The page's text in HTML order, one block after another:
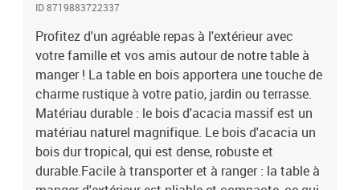
ID 8719883722337
Profitez d'un agréable repas à l'extérieur avec
votre famille et vos amis autour de notre table à
manger ! La table en bois apportera une touche de
charme rustique à votre patio, jardin ou terrasse.
Matériau durable : le bois d'acacia massif est un
matériau naturel magnifique. Le bois d'acacia un
bois dur tropical, qui est dense, robuste et
durable.Facile à transporter et à ranger : la table à